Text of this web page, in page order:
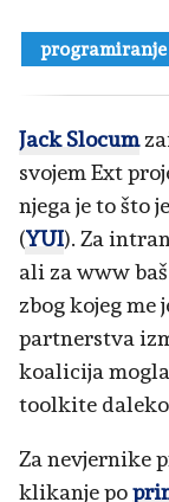
programiranje
Jack Slocum
svojem Ext
njega je to što
(YUI). Za
ali za www
zbog kojeg me
partnerstva
koalicija
toolkite daleko
Za nevjernike
klikanje po